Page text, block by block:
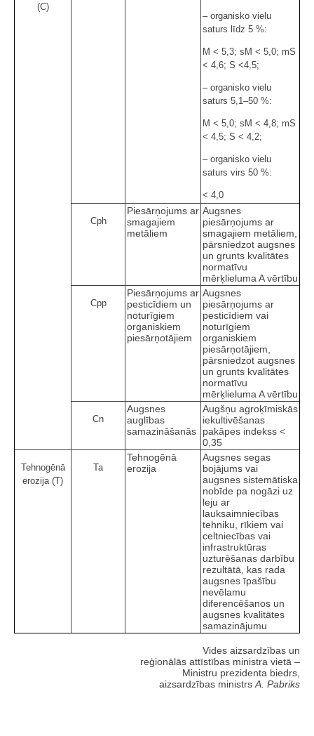
(C)
– organisko vielu
saturs līdz 5 %:
M < 5,3; sM < 5,0; mS
< 4,6; S <4,5;
– organisko vielu
saturs 5,1–50 %:
M < 5,0; sM < 4,8; mS
< 4,5; S < 4,2;
– organisko vielu
saturs virs 50 %:
< 4,0
Cph
Piesārņojums ar
smagajiem
metāliem
Augsnes
piesārņojums ar
smagajiem metāliem,
pārsniedzot augsnes
un grunts kvalitātes
normatīvu
mērķlieluma A vērtību
Cpp
Piesārņojums ar
pesticīdiem un
noturīgiem
organiskiem
piesārņotājiem
Augsnes
piesārņojums ar
pesticīdiem vai
noturīgiem
organiskiem
piesārņotājiem,
pārsniedzot augsnes
un grunts kvalitātes
normatīvu
mērķlieluma A vērtību
Cn
Augsnes
auglības
samazināšanās
Augšņu agroķīmiskās
iekultivēšanas
pakāpes indekss <
0,35
Tehnogēnā
erozija (T)
Ta
Tehnogēnā
erozija
Augsnes segas
bojājums vai
augsnes sistemātiska
nobīde pa nogāzi uz
leju ar
lauksaimniecības
tehniku, rīkiem vai
celtniecības vai
infrastruktūras
uzturēšanas darbību
rezultātā, kas rada
augsnes īpašību
nevēlamu
diferencēšanos un
augsnes kvalitātes
samazinājumu
Vides aizsardzības un
reģionālās attīstības ministra vietā –
Ministru prezidenta biedrs,
aizsardzības ministrsA. Pabriks